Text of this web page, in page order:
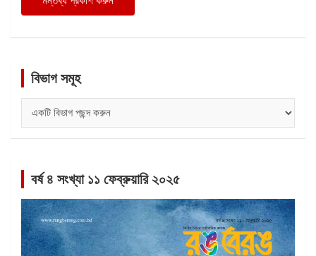
বিভাগ সমূহ
সমূহ
বর্ষ ৪ সংখ্যা ১১ ফেব্রুয়ারি ২০২৫